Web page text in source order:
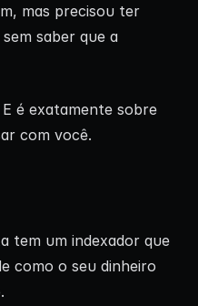
mas precisou ter
saber que a
é exatamente sobre
com você.
tem um indexador que
como o seu dinheiro